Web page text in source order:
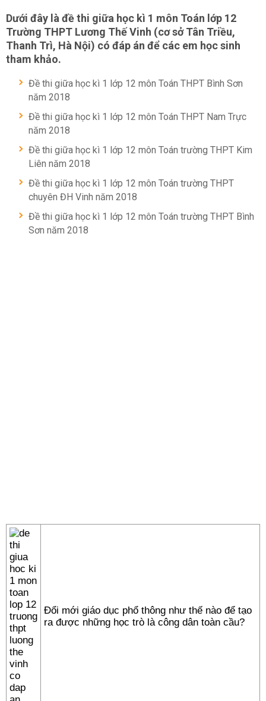
Dưới đây là đề thi giữa học kì 1 môn Toán lớp 12
Trường THPT Lương Thế Vinh (cơ sở Tân Triều,
Thanh Trì, Hà Nội) có đáp án để các em học sinh
tham khảo.
Đề thi giữa học kì 1 lớp 12 môn Toán THPT Bình Sơn
năm 2018
Đề thi giữa học kì 1 lớp 12 môn Toán THPT Nam Trực
năm 2018
Đề thi giữa học kì 1 lớp 12 môn Toán trường THPT Kim
Liên năm 2018
Đề thi giữa học kì 1 lớp 12 môn Toán trường THPT
chuyên ĐH Vinh năm 2018
Đề thi giữa học kì 1 lớp 12 môn Toán trường THPT Bình
Sơn năm 2018
Đổi mới giáo dục phổ thông như thế nào để tạo
ra được những học trò là công dân toàn cầu?